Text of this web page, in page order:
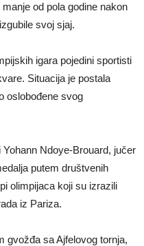
od pola godine nakon
svoj sjaj.
igara pojedini sportisti
Situacija je postala
oslobođene svog
Ndoye-Brouard, jučer
putem društvenih
olimpijaca koji su izrazili
iz Pariza.
gvožđa sa Ajfelovog tornja,